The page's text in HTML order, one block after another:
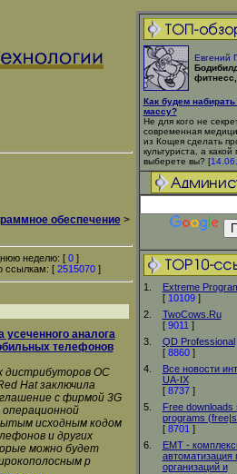
Евгений
Как будем
массу?
Не для кого не
современная
из Кощея сделать
культуриста, а какой
выберете вы? [
1.
Extreme
[ 10109]
2.
TwoCows.Ru
[ 9011 ]
3.
QD Professional
[ 8860]
4.
Все новости
UA-IX
[ 8737]
5.
Free downloads
programs
[ 8701 ]
6.
EMT -
автоматизация
организаций и
обеспечение>
неделю: [ 0]
ссылкам: [ 2515070]
усеченного аналога
телефонов
дистрибуторов ОС
Hat заключила
с фирмой 3G
операционной
исходным кодом
и других
можно будет
р